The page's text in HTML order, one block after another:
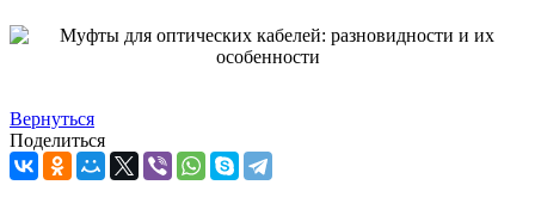
Вернуться
Поделиться